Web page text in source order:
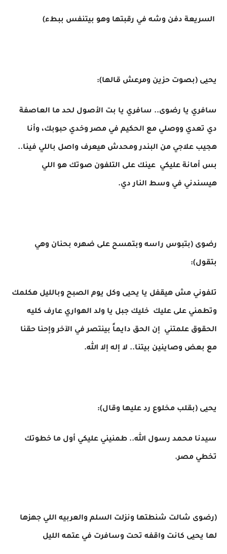
السريعة دفن وشه في رقبتها وهو بيتنفس ببطء)
يحيى (بصوت حزين ومرعش قالها):
سافري يا رضوى.. سافري يا بت الأصول لحد ما العاصفة
دي تعدي ووصلي مع الحكيم في مصر وخدي حبوبك، وأنا
هجيب علاجي من البندر ومحدش هيعرف واصل باللي فينا..
بس أمانة عليكي عينك على التلفون صوتك هو اللي
هيسندني في وسط النار دي.
رضوى (بتبوس راسه وبتمسح على ضهره بحنان وهي
بتقول):
تلفوني مش هيقفل يا يحيى وكل يوم الصبح وبالليل هكلمك
وتطمني على عليك خليك جبل يا ولد الهواري عارف كليه
الحقوق علمتني إن الحق دايماً بينتصر في الآخر وإحنا حقنا
مع بعض وصاينين بيتنا.. لا إله إلا الله.
يحيى (بقلب مخلوع رد عليها وقال):
سيدنا محمد رسول الله.. طمنيني عليكي أول ما خطوتك
تخطي مصر.
(رضوى شالت شنطتها ونزلت السلم والعربيه اللي جهزها
لها يحيى كانت واقفه تحت وسافرت في عتمه الليل